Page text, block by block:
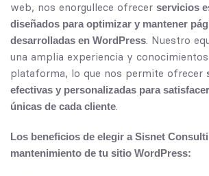
web, nos enorgullece ofrecer servicios
diseñados para optimizar y mantener
desarrolladas en WordPress. Nuestro
una amplia experiencia y
plataforma, lo que nos permite ofrecer
efectivas y personalizadas para
únicas de cada cliente.
Los beneficios de elegir a Sisnet
mantenimiento de tu sitio WordPress: